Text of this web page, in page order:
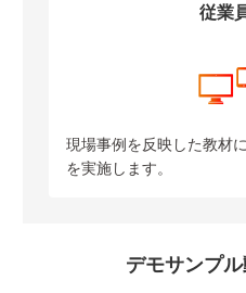
従業
現場事例を反映した教材
を実施します。
デモサンプ